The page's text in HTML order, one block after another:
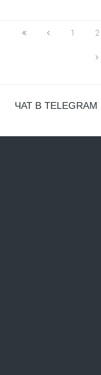
1 2
ЧАТ В TELEGRAM